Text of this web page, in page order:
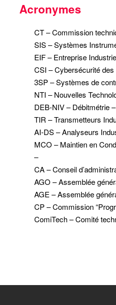
Acronymes
CT – Commission
SIS – Systèmes
EIF – Entreprise
CSI – Cybersécurité
3SP – Systèmes de
NTI – Nouvelles
DEB-NIV – Débitmétrie
TIR – Transmetteurs
AI-DS – Analyseurs
MCO – Maintien en
–
CA – Conseil
AGO – Assemblée
AGE – Assemblée
CP – Commission
ComiTech – Comité